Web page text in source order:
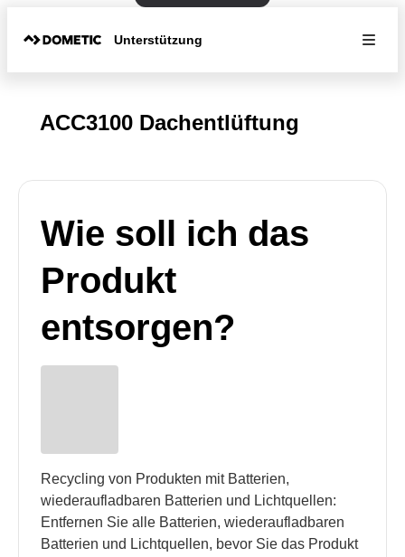
Unterstützung
ACC3100 Dachentlüftung
Wie soll ich das
Produkt
entsorgen?
Recycling von Produkten mit Batterien,
wiederaufladbaren Batterien und Lichtquellen:
Entfernen Sie alle Batterien, wiederaufladbaren
Batterien und Lichtquellen, bevor Sie das Produkt